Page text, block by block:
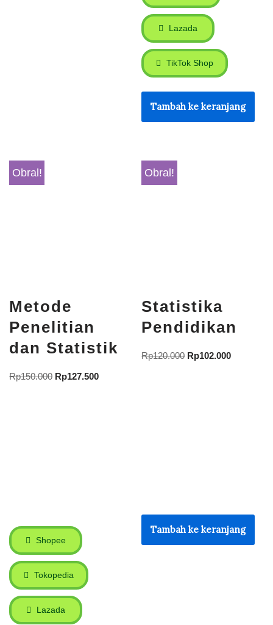
Lazada
TikTok Shop
Tambah ke keranjang
Obral!
Metode
Penelitian
dan Statistik
Rp150.000 Rp127.500
Shopee
Tokopedia
Lazada
Obral!
Statistika
Pendidikan
Rp120.000 Rp102.000
Tambah ke keranjang